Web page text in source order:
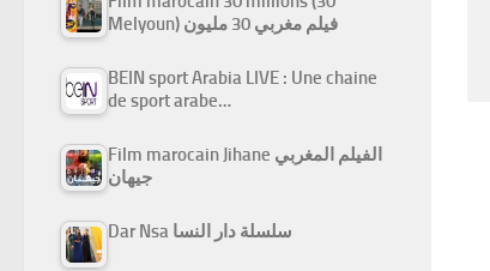
Melyoun) فيلم مغربي 30 مليون
BEIN sport Arabia LIVE : Une chaine
de sport arabe…
Film marocain Jihane الفيلم المغربي
جيهان
Dar Nsa سلسلة دار النسا